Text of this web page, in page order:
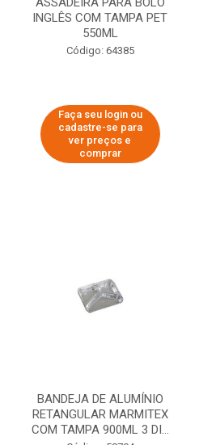
INGLÊS COM TAMPA PET
550ML
Código: 64385
Faça seu login ou
cadastre-se para
ver preços e
comprar
BANDEJA DE ALUMÍNIO
RETANGULAR MARMITEX
COM TAMPA 900ML 3 DI...